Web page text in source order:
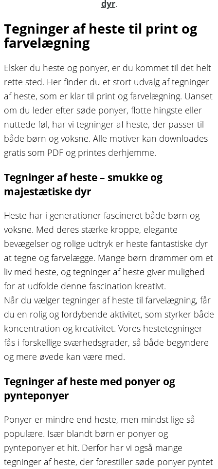
dyr.
Tegninger af heste til print og
farvelægning
Elsker du heste og ponyer, er du kommet til det helt
rette sted. Her finder du et stort udvalg af tegninger
af heste, som er klar til print og farvelægning. Uanset
om du leder efter søde ponyer, flotte hingste eller
nuttede føl, har vi tegninger af heste, der passer til
både børn og voksne. Alle motiver kan downloades
gratis som PDF og printes derhjemme.
Tegninger af heste – smukke og
majestætiske dyr
Heste har i generationer fascineret både børn og
voksne. Med deres stærke kroppe, elegante
bevægelser og rolige udtryk er heste fantastiske dyr
at tegne og farvelægge. Mange børn drømmer om et
liv med heste, og tegninger af heste giver mulighed
for at udfolde denne fascination kreativt.
Når du vælger tegninger af heste til farvelægning, får
du en rolig og fordybende aktivitet, som styrker både
koncentration og kreativitet. Vores hestetegninger
fås i forskellige sværhedsgrader, så både begyndere
og mere øvede kan være med.
Tegninger af heste med ponyer og
pynteponyer
Ponyer er mindre end heste, men mindst lige så
populære. Især blandt børn er ponyer og
pynteponyer et hit. Derfor har vi også mange
tegninger af heste, der forestiller søde ponyer pyntet